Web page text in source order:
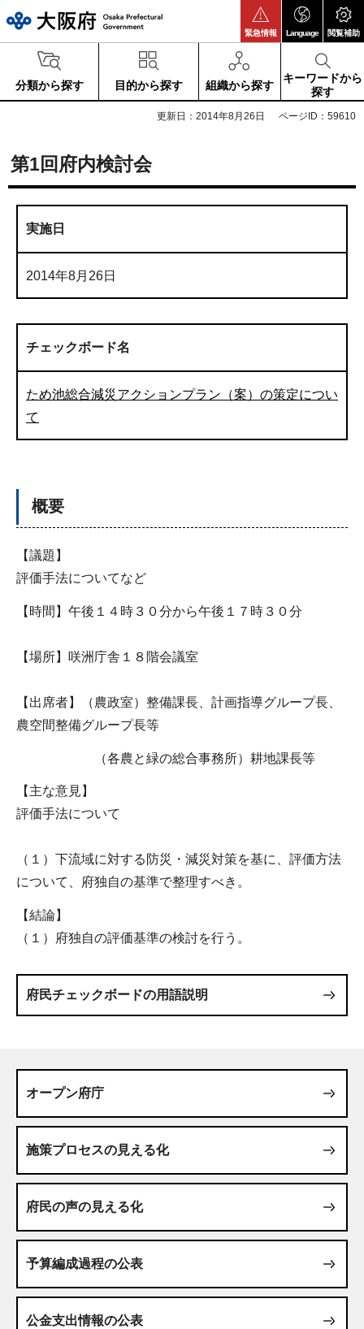
緊急情報 Language 閲覧補助
分類から探す 目的から探す 組織から探す
キーワードから
探す
更新日：2014年8月26日 ページID：59610
第1回府内検討会
実施日
2014年8月26日
チェックボード名
ため池総合減災アクションプラン（案）の策定につい
て
概要
【議題】
評価手法についてなど
【時間】午後１４時３０分から午後１７時３０分
【場所】咲洲庁舎１８階会議室
【出席者】（農政室）整備課長、計画指導グループ長、
農空間整備グループ長等
（各農と緑の総合事務所）耕地課長等
【主な意見】
評価手法について
（１）下流域に対する防災・減災対策を基に、評価方法
について、府独自の基準で整理すべき。
【結論】
（１）府独自の評価基準の検討を行う。
府民チェックボードの用語説明
オープン府庁
施策プロセスの見える化
府民の声の見える化
予算編成過程の公表
公金支出情報の公表